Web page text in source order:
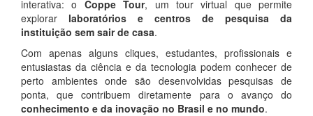
interativa: o Coppe Tour, um tour virtual que permite
explorar laboratórios e centros de pesquisa da
instituição sem sair de casa.
Com apenas alguns cliques, estudantes, profissionais e
entusiastas da ciência e da tecnologia podem conhecer de
perto ambientes onde são desenvolvidas pesquisas de
ponta, que contribuem diretamente para o avanço do
conhecimento e da inovação no Brasil e no mundo.